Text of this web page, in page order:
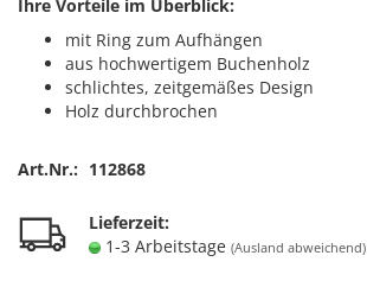
Ihre Vorteile im Überblick:
mit Ring zum Aufhängen
aus hochwertigem Buchenholz
schlichtes, zeitgemäßes Design
Holz durchbrochen
Art.Nr.: 112868
Lieferzeit:
1-3 Arbeitstage (Ausland abweichend)